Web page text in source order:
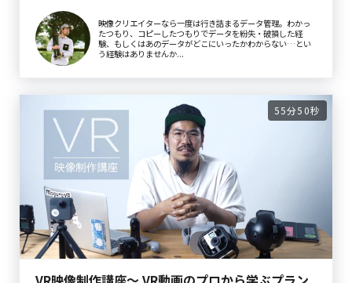
映像クリエイターなら一度は行き詰まるデータ管理。わかっ
たつもり、コピーしたつもりでデータを紛失・破損した経
験、もしくはあのデータがどこにいったかわからない…とい
う経験はありませんか...
55分50秒